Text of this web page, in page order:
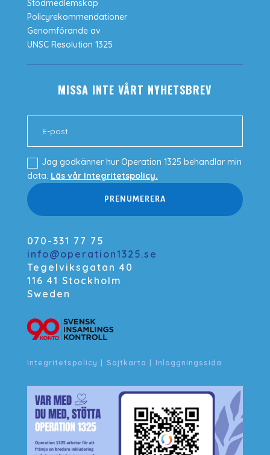
Stödmedlemskap
Policyrekommendationer
Genomförande av
UNSC Resolution 1325
MISSA INTE VÅRT NYHETSBREV
Jag godkänner hur Operation 1325 behandlar min
data. Läs vår Integritetspolicy.
PRENUMERERA
070-331 77 75
info@operation1325.se
Tegelviksgatan 40
116 41 Stockholm
Sweden
Integritetspolicy | Sajtkarta | Inloggningssida